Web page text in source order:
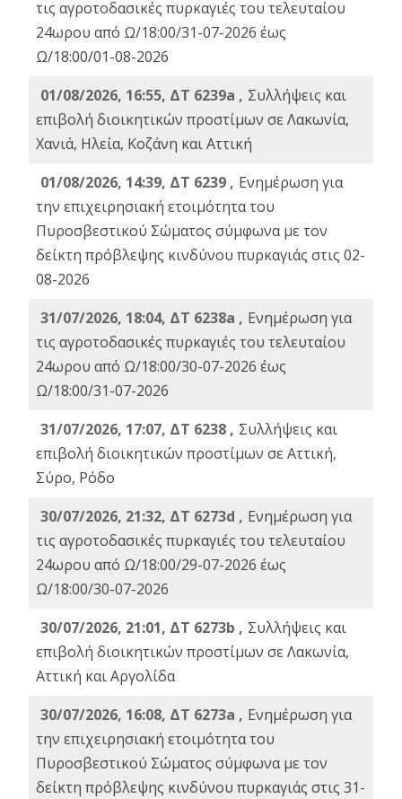
τις αγροτοδασικές πυρκαγιές του τελευταίου
24ωρου από Ω/18:00/31-07-2026 έως
Ω/18:00/01-08-2026
01/08/2026, 16:55, ΔΤ 6239a , Συλλήψεις και
επιβολή διοικητικών προστίμων σε Λακωνία,
Χανιά, Ηλεία, Κοζάνη και Αττική
01/08/2026, 14:39, ΔΤ 6239 , Ενημέρωση για
την επιχειρησιακή ετοιμότητα του
Πυροσβεστικού Σώματος σύμφωνα με τον
δείκτη πρόβλεψης κινδύνου πυρκαγιάς στις 02-
08-2026
31/07/2026, 18:04, ΔΤ 6238a , Ενημέρωση για
τις αγροτοδασικές πυρκαγιές του τελευταίου
24ωρου από Ω/18:00/30-07-2026 έως
Ω/18:00/31-07-2026
31/07/2026, 17:07, ΔΤ 6238 , Συλλήψεις και
επιβολή διοικητικών προστίμων σε Αττική,
Σύρο, Ρόδο
30/07/2026, 21:32, ΔΤ 6273d , Ενημέρωση για
τις αγροτοδασικές πυρκαγιές του τελευταίου
24ωρου από Ω/18:00/29-07-2026 έως
Ω/18:00/30-07-2026
30/07/2026, 21:01, ΔΤ 6273b , Συλλήψεις και
επιβολή διοικητικών προστίμων σε Λακωνία,
Αττική και Αργολίδα
30/07/2026, 16:08, ΔΤ 6273a , Ενημέρωση για
την επιχειρησιακή ετοιμότητα του
Πυροσβεστικού Σώματος σύμφωνα με τον
δείκτη πρόβλεψης κινδύνου πυρκαγιάς στις 31-